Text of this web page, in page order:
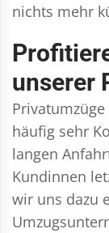
nichts mehr
unserer
häufig sehr
langen
Kundinnen
wir uns dazu